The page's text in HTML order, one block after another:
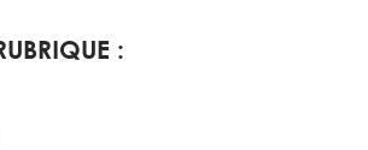
: